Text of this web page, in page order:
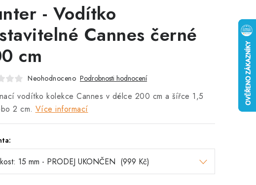
- Vodítko
Cannes černé
cm
Neohodnoceno Podrobnosti hodnocení
vodítko kolekce Cannes v délce 200 cm a šířce 1,5
2 cm. Více informací